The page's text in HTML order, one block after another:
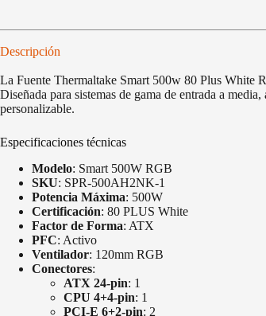
Descripción
La Fuente Thermaltake Smart 500w 80 Plus White
Diseñada para sistemas de gama de entrada a
personalizable.
Especificaciones técnicas
Modelo: Smart 500W RGB
SKU: SPR-500AH2NK-1
Potencia Máxima: 500W
Certificación: 80 PLUS White
Factor de Forma: ATX
PFC: Activo
Ventilador: 120mm RGB
Conectores:
ATX 24-pin: 1
CPU 4+4-pin: 1
PCI-E 6+2-pin: 2